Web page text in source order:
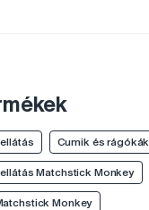
Cumik és rágókák
Matchstick Monkey
Monkey